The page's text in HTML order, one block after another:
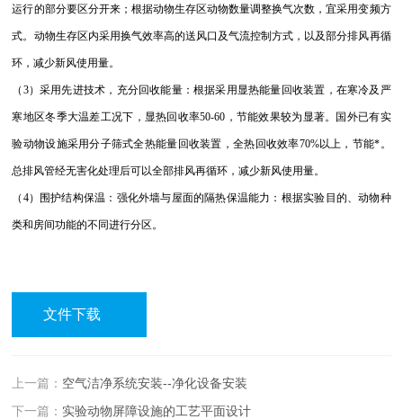
运行的部分要区分开来；根据动物生存区动物数量调整换气次数，宜采用变频方
式。动物生存区内采用换气效率高的送风口及气流控制方式，以及部分排风再循
环，减少新风使用量。
（3）采用先进技术，充分回收能量：根据采用显热能量回收装置，在寒冷及严
寒地区冬季大温差工况下，显热回收率50-60，节能效果较为显著。国外已有实
验动物设施采用分子筛式全热能量回收装置，全热回收效率70%以上，节能*。
总排风管经无害化处理后可以全部排风再循环，减少新风使用量。
（4）围护结构保温：强化外墙与屋面的隔热保温能力：根据实验目的、动物种
类和房间功能的不同进行分区。
文件下载
上一篇： 空气洁净系统安装--净化设备安装
下一篇： 实验动物屏障设施的工艺平面设计